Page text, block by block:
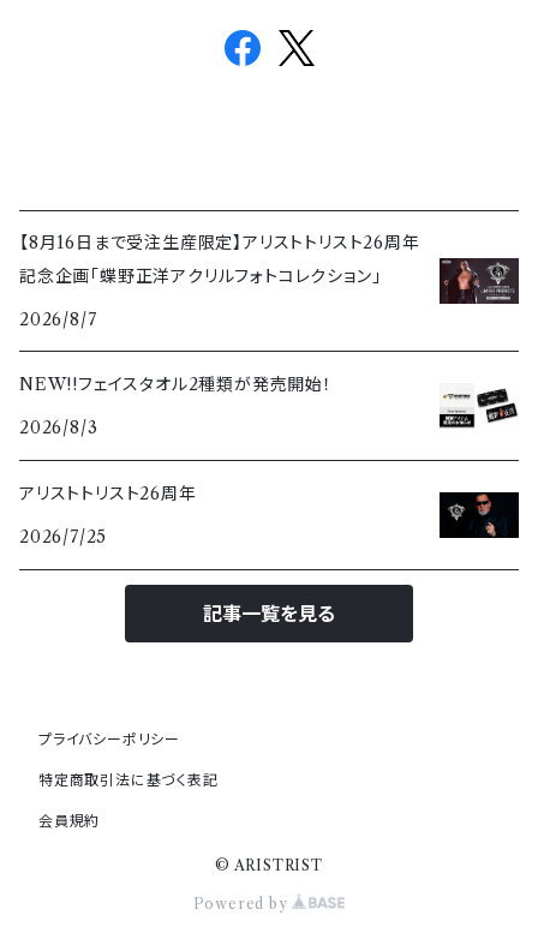
【8月16日まで受注生産限定】アリストトリスト26周年
記念企画「蝶野正洋アクリルフォトコレクション」
2026/8/7
NEW!!フェイスタオル2種類が発売開始！
2026/8/3
アリストトリスト26周年
2026/7/25
記事一覧を見る
プライバシーポリシー
特定商取引法に基づく表記
会員規約
© ARISTRIST
Powered by